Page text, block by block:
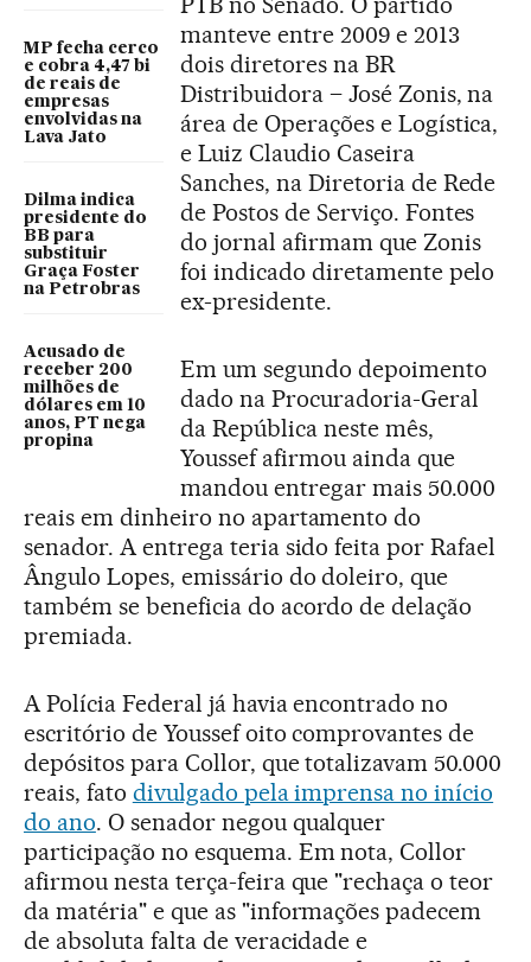
MP fecha cerco
e cobra 4,47 bi
de reais de
empresas
envolvidas na
Lava Jato
Dilma indica
presidente do
BB para
substituir
Graça Foster
na Petrobras
Acusado de
receber 200
milhões de
dólares em 10
anos, PT nega
propina
manteve entre 2009 e 2013
dois diretores na BR
Distribuidora – José Zonis, na
área de Operações e Logística,
e Luiz Claudio Caseira
Sanches, na Diretoria de Rede
de Postos de Serviço. Fontes
do jornal afirmam que Zonis
foi indicado diretamente pelo
ex-presidente.
Em um segundo depoimento
dado na Procuradoria-Geral
da República neste mês,
Youssef afirmou ainda que
mandou entregar mais 50.000
reais em dinheiro no apartamento do
senador. A entrega teria sido feita por Rafael
Ângulo Lopes, emissário do doleiro, que
também se beneficia do acordo de delação
premiada.
A Polícia Federal já havia encontrado no
escritório de Youssef oito comprovantes de
depósitos para Collor, que totalizavam 50.000
reais, fato divulgado pela imprensa no início
do ano. O senador negou qualquer
participação no esquema. Em nota, Collor
afirmou nesta terça-feira que "rechaça o teor
da matéria" e que as "informações padecem
de absoluta falta de veracidade e